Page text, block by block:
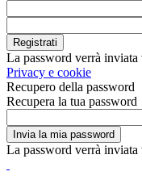
La password verrà inviata
Privacy e cookie
Recupero della password
Recupera la tua password
La password verrà inviata